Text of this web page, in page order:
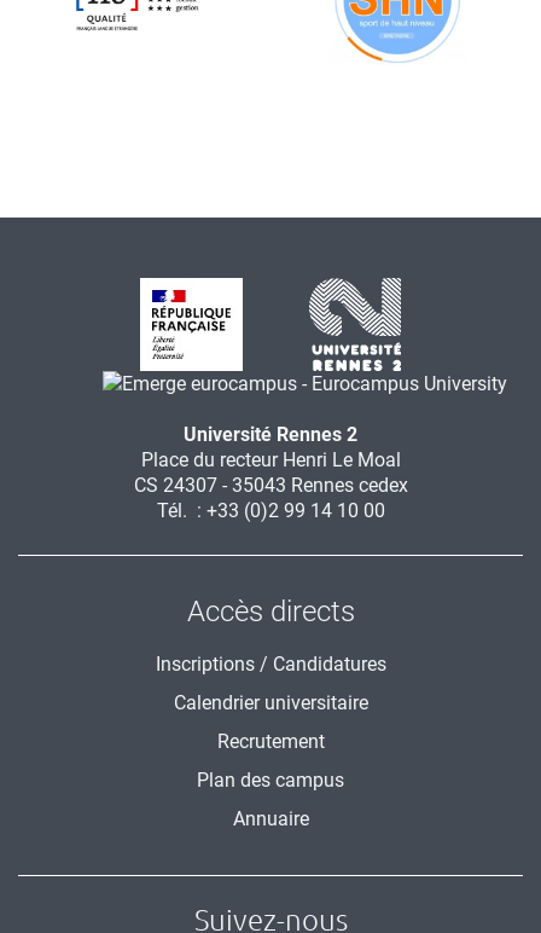
Université Rennes 2
Place du recteur Henri Le Moal
CS 24307 - 35043 Rennes cedex
Tél. : +33 (0)2 99 14 10 00
Accès directs
Inscriptions / Candidatures
Calendrier universitaire
Recrutement
Plan des campus
Annuaire
Suivez-nous